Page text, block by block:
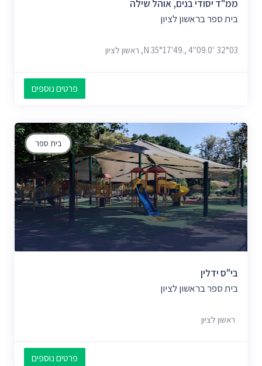
ממ"ד יסודי בנים, אוהל שילה
בית ספר בראשון לציון
32°03'09.0"N 35°17'49., 4, ראשון לציון
פרטים נוספים
בית ספר
בי"ס ידלין
בית ספר בראשון לציון
ראשון לציון
פרטים נוספים